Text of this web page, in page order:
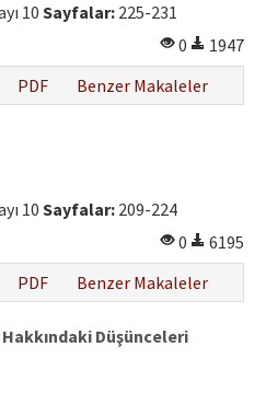
10 Sayfalar: 225-231
0
1947
PDF Benzer Makaleler
10 Sayfalar: 209-224
0
6195
PDF Benzer Makaleler
Düşünceleri